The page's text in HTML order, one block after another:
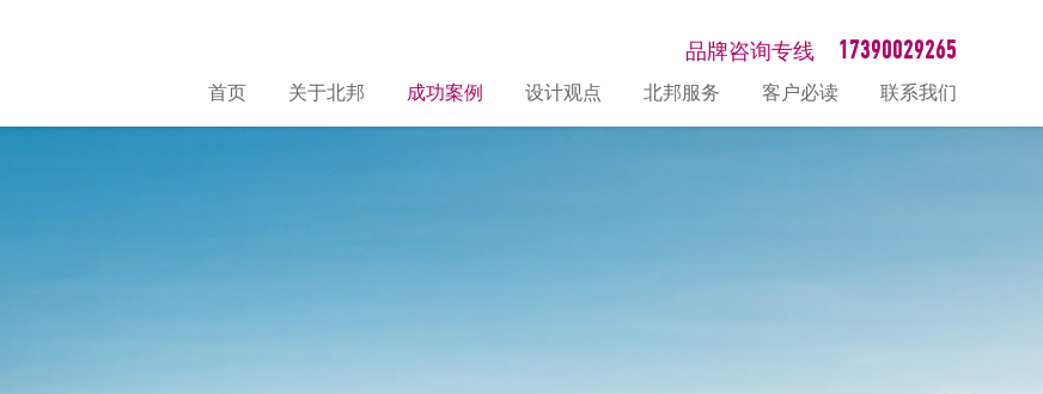
品牌咨询专线 17390029265
首页 关于北邦 成功案例 设计观点 北邦服务 客户必读 联系我们